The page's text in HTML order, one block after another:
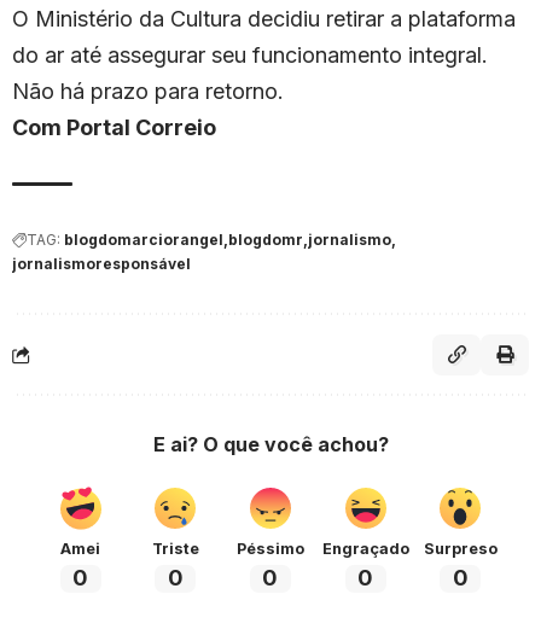
O Ministério da Cultura decidiu retirar a plataforma
do ar até assegurar seu funcionamento integral.
Não há prazo para retorno.
Com Portal Correio
TAG: blogdomarciorangel blogdomr jornalismo
jornalismoresponsável
E ai? O que você achou?
Amei
0
Triste
0
Péssimo
0
Engraçado
0
Surpreso
0